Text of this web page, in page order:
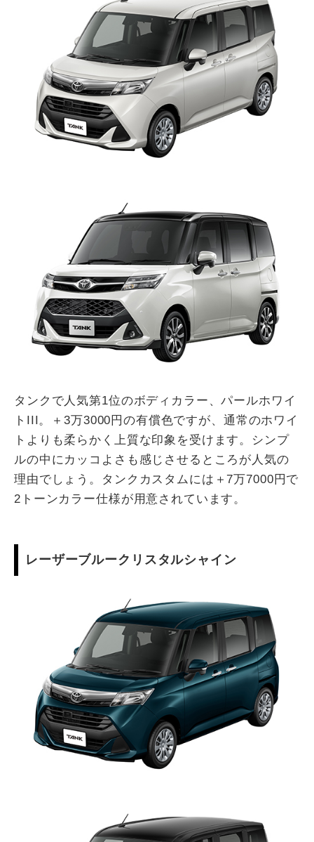
タンクで人気第1位のボディカラー、パールホワイ
トIII。＋3万3000円の有償色ですが、通常のホワイ
トよりも柔らかく上質な印象を受けます。シンプ
ルの中にカッコよさも感じさせるところが人気の
理由でしょう。タンクカスタムには＋7万7000円で
2トーンカラー仕様が用意されています。
レーザーブルークリスタルシャイン